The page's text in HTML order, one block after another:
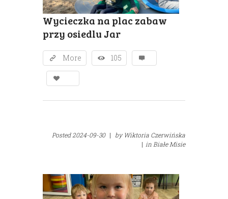
Wycieczka na plac zabaw
przy osiedlu Jar
More 105
Posted2024-09-30 | byWiktoria Czerwińska
| in Białe Misie